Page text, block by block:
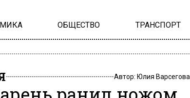
ОБЩЕСТВО ТРАНСПОРТ
Автор: Юлия Варсегова